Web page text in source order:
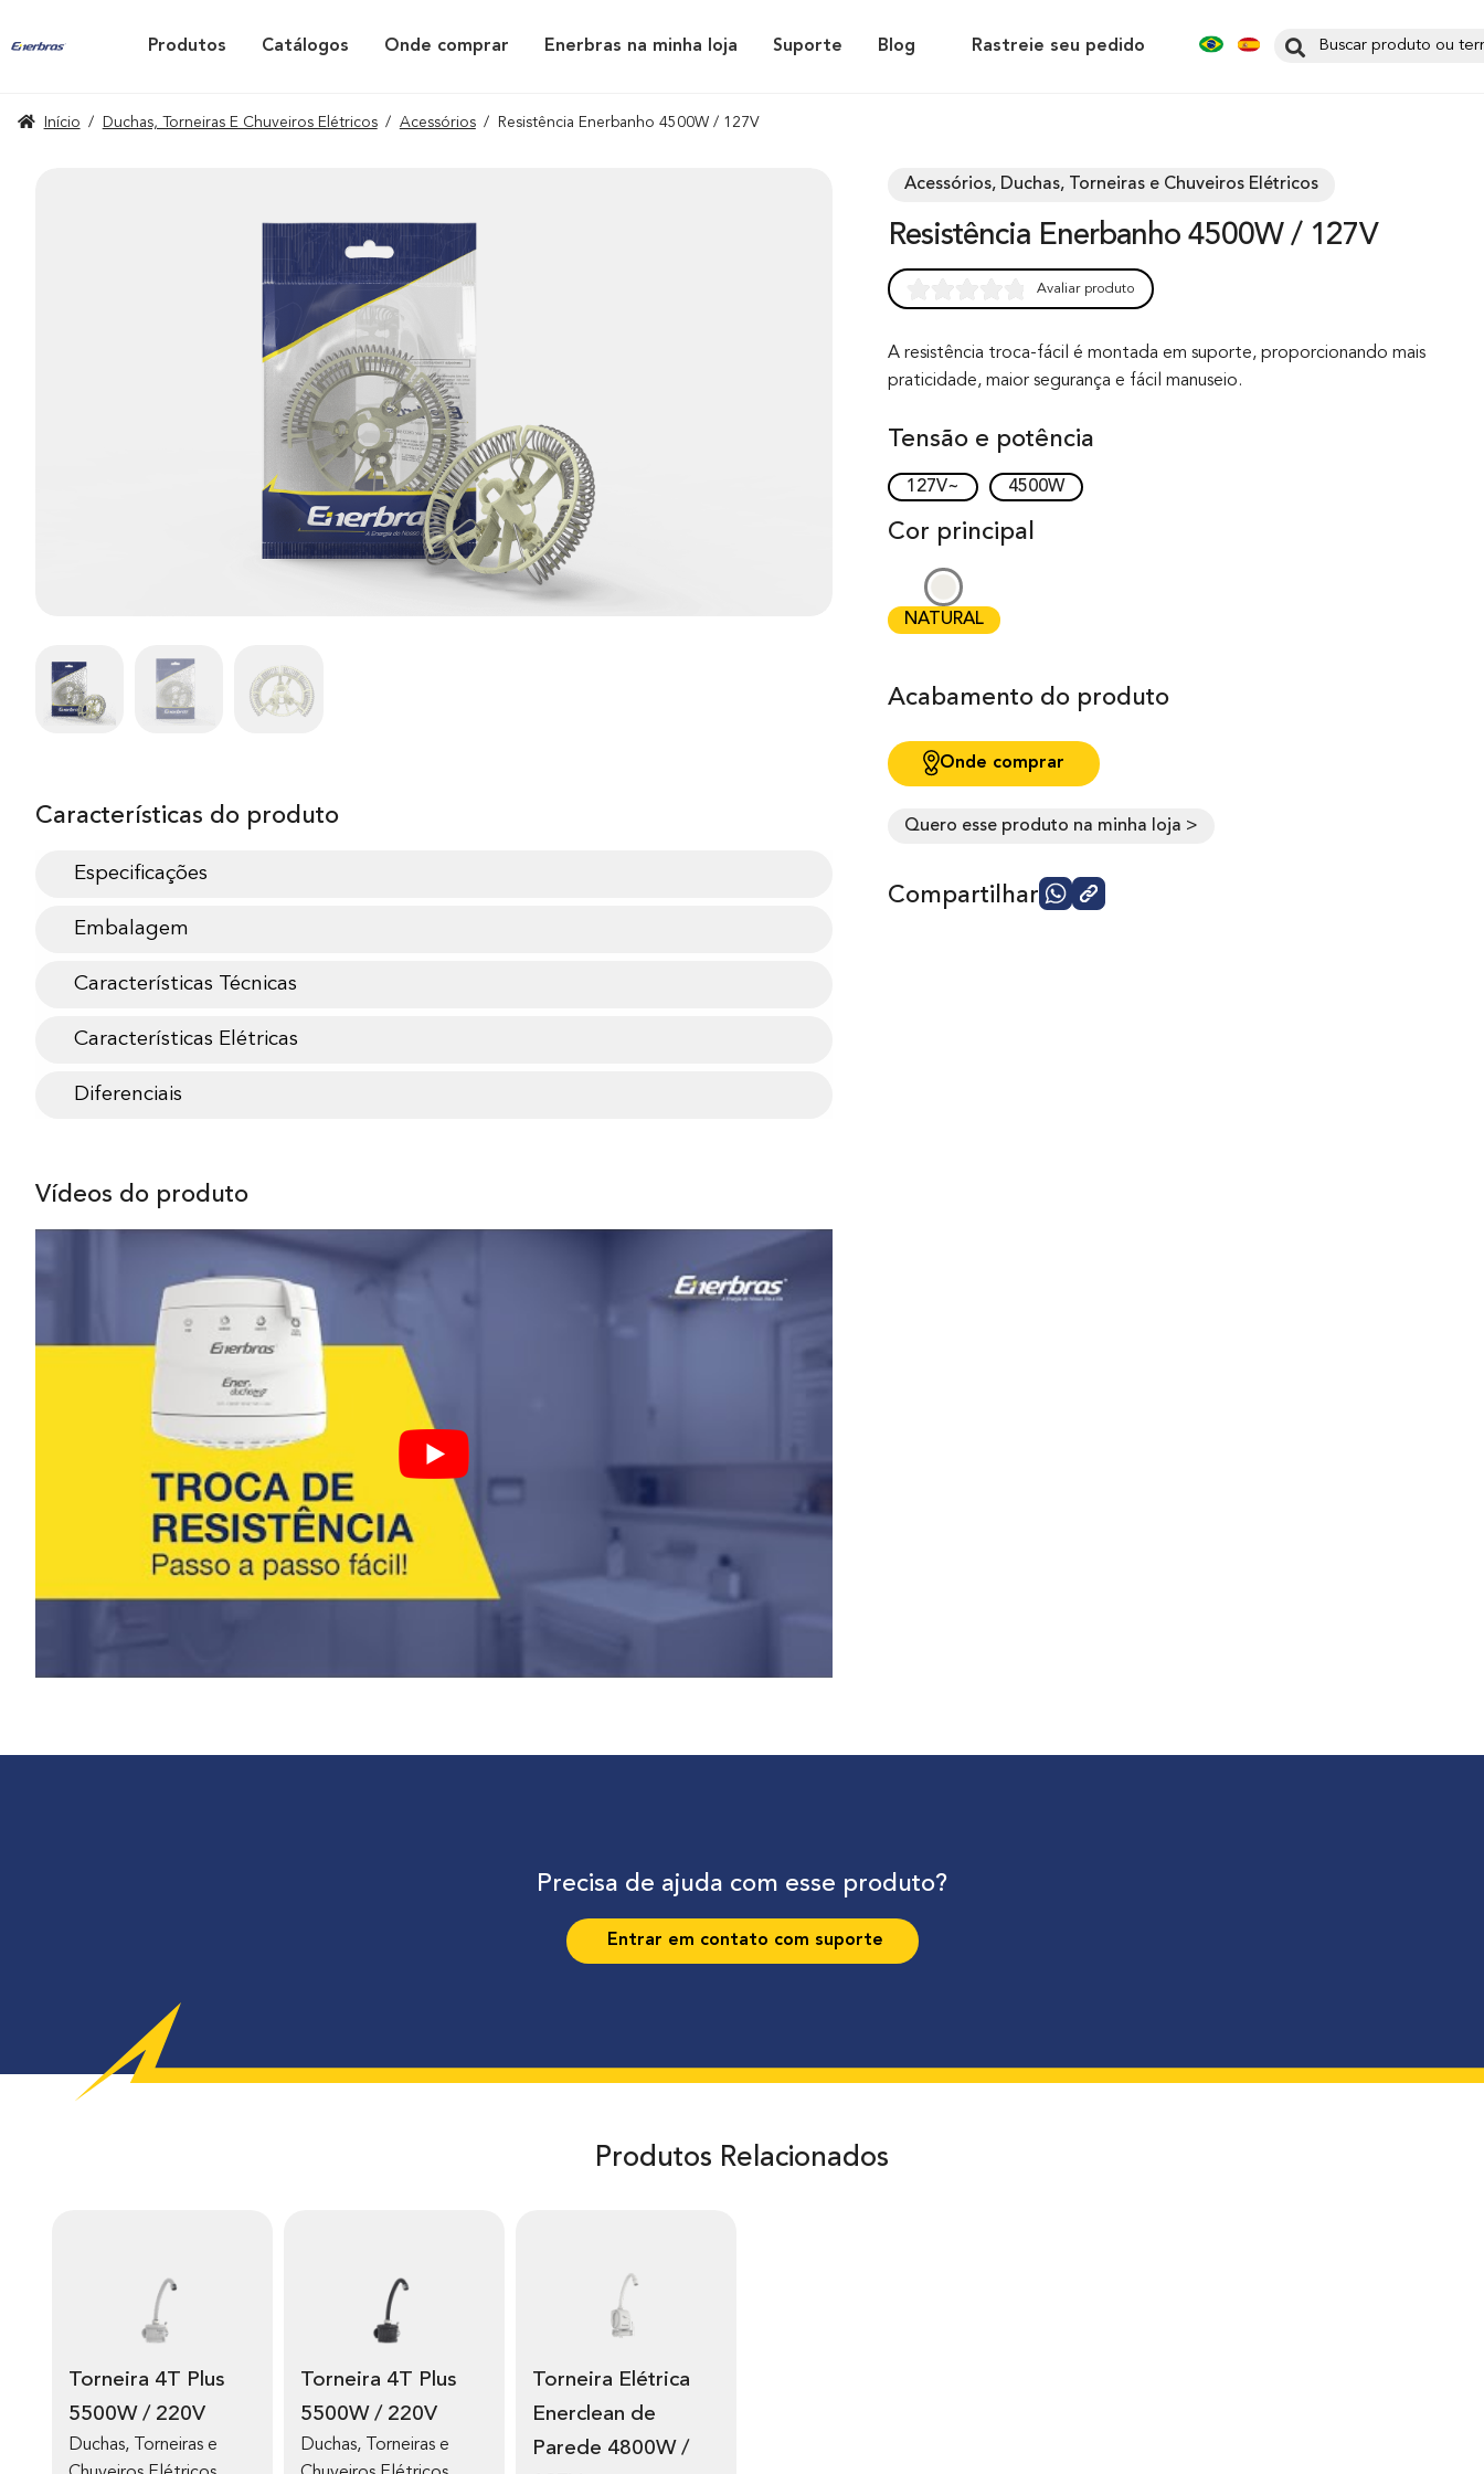
Produtos Catálogos Onde comprar Enerbras na minha loja Suporte Blog Rastreie seu pedido
Início / Duchas, Torneiras E Chuveiros Elétricos / Acessórios / Resistência Enerbanho 4500W / 127V
Características do produto
Especificações
Embalagem
Características Técnicas
Características Elétricas
Diferenciais
Vídeos do produto
Acessórios, Duchas, Torneiras e Chuveiros Elétricos
Resistência Enerbanho 4500W / 127V
out of 0
based on
Avaliar produto
A resistência troca-fácil é montada em suporte, proporcionando mais
praticidade, maior segurança e fácil manuseio.
Tensão e potência
127V~ 4500W
Cor principal
NATURAL
Acabamento do produto
Onde comprar
Quero esse produto na minha loja >
Compartilhar
Precisa de ajuda com esse produto?
Entrar em contato com suporte
Produtos Relacionados
Torneira 4T Plus
5500W / 220V
Duchas, Torneiras e
Torneira 4T Plus
5500W / 220V
Duchas, Torneiras e
Torneira Elétrica
Enerclean de
Parede 4800W /